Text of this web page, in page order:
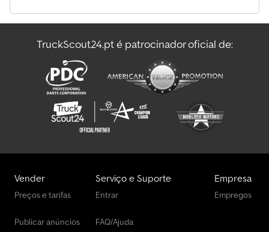
Transportador De Automóveis
Transportador De Cavalos/Carneiros
TruckScout24.pt é patrocinador oficial de:
Vender
Preços e tarifas
Publicar anúncios
Serviço e Suporte
Entrar
FAQ/Ajuda
Empresa
Empregos